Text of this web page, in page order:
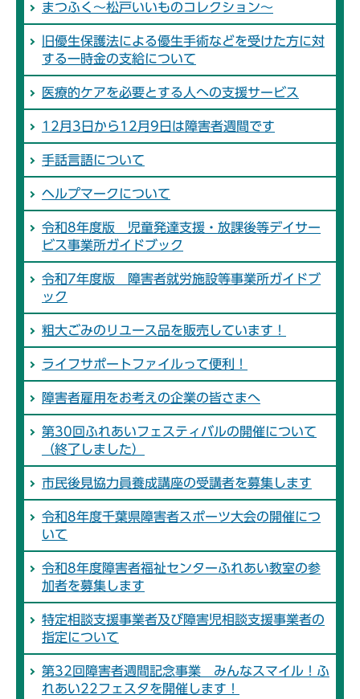
まつふく～松戸いいものコレクション～
旧優生保護法による優生手術などを受けた方に対
する一時金の支給について
医療的ケアを必要とする人への支援サービス
12月3日から12月9日は障害者週間です
手話言語について
ヘルプマークについて
令和8年度版 児童発達支援・放課後等デイサー
ビス事業所ガイドブック
令和7年度版 障害者就労施設等事業所ガイドブ
ック
粗大ごみのリユース品を販売しています！
ライフサポートファイルって便利！
障害者雇用をお考えの企業の皆さまへ
第30回ふれあいフェスティバルの開催について
（終了しました）
市民後見協力員養成講座の受講者を募集します
令和8年度千葉県障害者スポーツ大会の開催につ
いて
令和8年度障害者福祉センターふれあい教室の参
加者を募集します
特定相談支援事業者及び障害児相談支援事業者の
指定について
第32回障害者週間記念事業 みんなスマイル！ふ
れあい22フェスタを開催します！